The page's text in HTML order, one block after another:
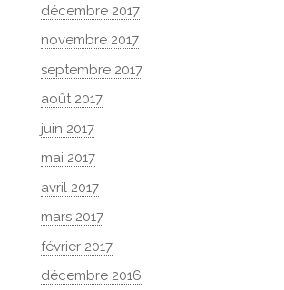
décembre 2017
novembre 2017
septembre 2017
août 2017
juin 2017
mai 2017
avril 2017
mars 2017
février 2017
décembre 2016